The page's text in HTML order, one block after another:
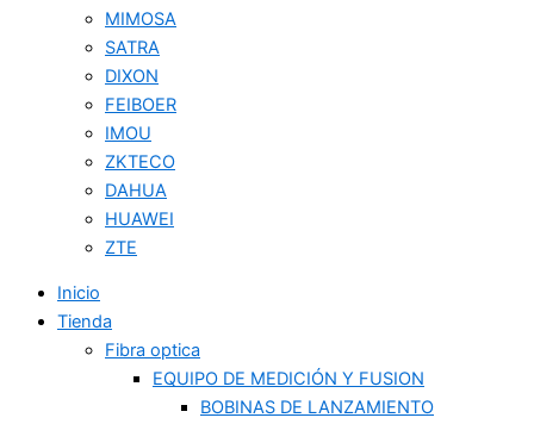
MIMOSA
SATRA
DIXON
FEIBOER
IMOU
ZKTECO
DAHUA
HUAWEI
ZTE
Inicio
Tienda
Fibra optica
EQUIPO DE MEDICIÓN Y FUSION
BOBINAS DE LANZAMIENTO